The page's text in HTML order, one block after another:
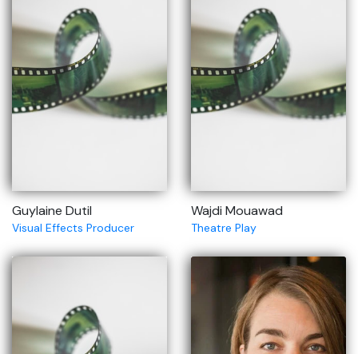
Guylaine Dutil
Visual Effects Producer
Wajdi Mouawad
Theatre Play